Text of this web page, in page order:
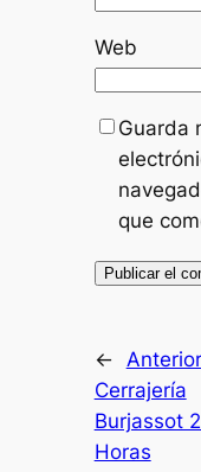
Web
Guarda
que
←
Cerrajería
Burjassot
Horas